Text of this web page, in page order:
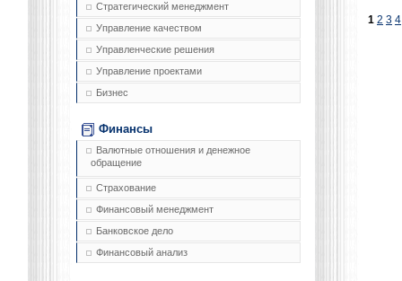
Стратегический менеджмент
Управление качеством
Управленческие решения
Управление проектами
Бизнес
Финансы
Валютные отношения и денежное
обращение
Страхование
Финансовый менеджмент
Банковское дело
Финансовый анализ
1 2 3 4